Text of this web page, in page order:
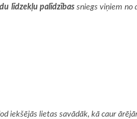
līdzekļu palīdzībassniegs viņiem no
iekšējās lietas savādāk, kā caur